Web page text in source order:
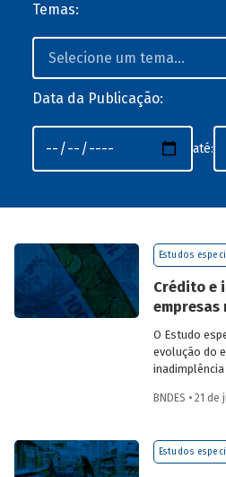
Temas:
Data da Publicação:
até:
Estudos
Crédito e
empresas
O Estudo
evolução do
analíticos
econômica.
BNDES • 21
Estudos